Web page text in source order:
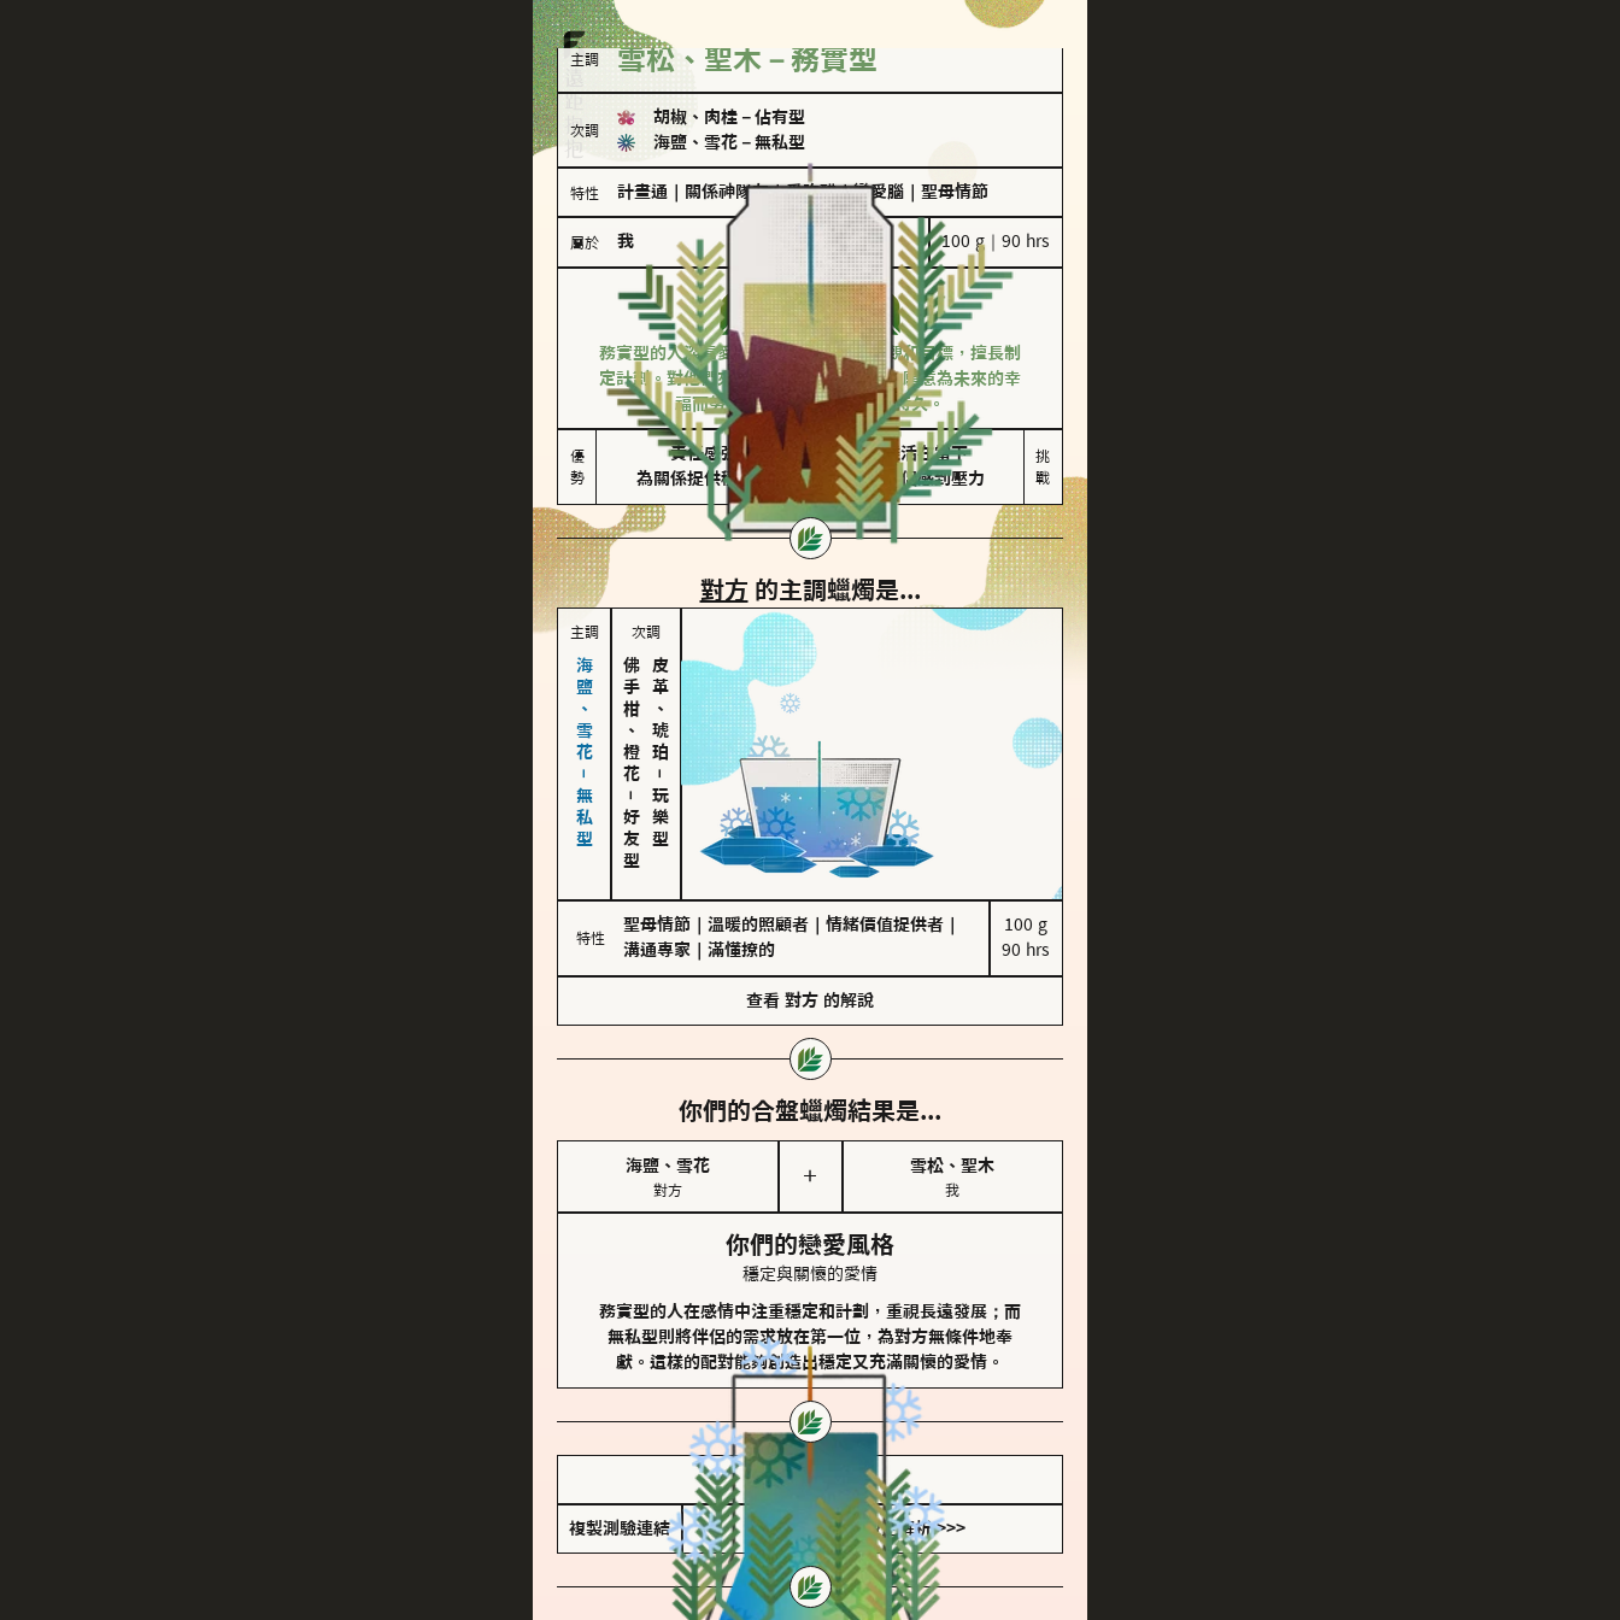
主調 雪松、聖木－務實型
次調
胡椒、肉桂 － 佔有型
海鹽、雪花 － 無私型
特性 計畫通 關係神隊友｜愛吃醋｜戀愛腦 聖母情節
屬於 我 100 g｜90 hrs
務實型
雪松、聖木
務實型的人深信愛情立基於共同的價值觀和目標，擅長制
定計劃。對他們來說，感情穩定最重要，願意為未來的幸
福而努力，讓愛情變得踏實而持久。
優
勢
責任感強
為關係提供穩定度
較難活在當下
易讓伴侶感到壓力
挑
戰
對方 的主調蠟燭是...
主調
海鹽、雪花－無私型
次調
佛手柑、橙花
－
好友型
皮革、琥珀
－
玩樂型
特性
聖母情節 溫暖的照顧者 情緒價值提供者
溝通專家
滿懂撩的
100 g
90 hrs
查看 對方 的解說
你們的合盤蠟燭結果是...
海鹽、雪花
對方
＋
雪松、聖木
我
你們的戀愛風格
穩定與關懷的愛情
務實型的人在感情中注重穩定和計劃，重視長遠發展；而
無私型則將伴侶的需求放在第一位，為對方無條件地奉
獻。這樣的配對能夠創造出穩定又充滿關懷的愛情。
儲存我的結果圖
複製測驗連結 查看香氛類型全解析 >>>